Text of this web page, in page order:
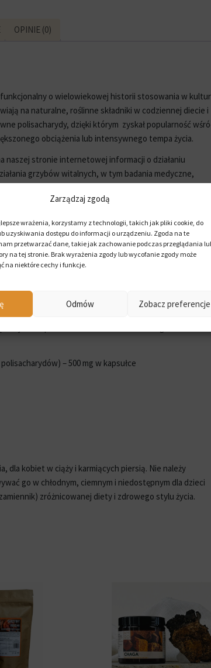
Zarządzaj zgodą
wrażenia, korzystamy z technologii, takich jak pliki cookie, do
uzyskiwania dostępu do informacji o urządzeniu. Zgoda na te
przetwarzać dane, takie jak zachowanie podczas przeglądania
na tej stronie. Brak wyrażenia zgody lub wycofanie zgody może
na niektóre cechy i funkcje.
Odmów Zobacz preferencje
OPINIE (0)
o wielowiekowej historii stosowania w
na naturalne, roślinne składniki w codziennej diecie i
polisacharydy, dzięki którym zyskał popularność
obciążenia lub intensywnego tempa życia.
naszej stronie internetowej informacji o działaniu
grzybów witalnych, w tym badania medyczne,
opracowany preparat, standaryzowany na zawartość
działaniu immunomodulującym. To idealna propozycja
organizmu.
wyłącznie ekstrakt z owocników grzyba
jakości przez niezależne laboratorium AgroLab.
– 500 mg w kapsułce
dla kobiet w ciąży i karmiących piersią. Nie należy
go w chłodnym, ciemnym i niedostępnym dla dzieci
zróżnicowanej diety i zdrowego stylu życia.